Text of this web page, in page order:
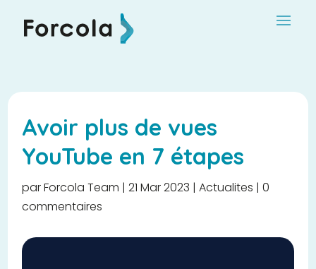
Avoir plus de vues
YouTube en 7 étapes
parForcola Team |21 Mar 2023 |Actualites |0
commentaires